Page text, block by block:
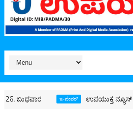
ಇ-ಪೇಪರ್‌ ಉಪಯುಕ್ತ ನ್ಯೂಸ್ ಇ-ಪೇಪರ್,